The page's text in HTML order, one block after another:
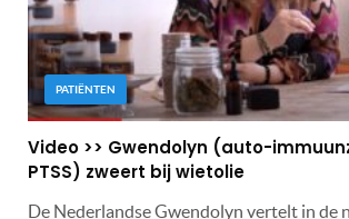
PATIËNTEN
Video >> Gwendolyn (auto-
PTSS) zweert bij wietolie
De Nederlandse Gwendolyn vertelt in de